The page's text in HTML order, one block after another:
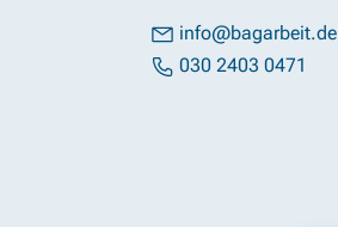
info@bagarbeit.de
030 2403 0471